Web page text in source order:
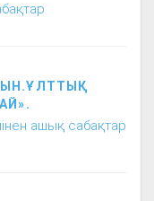
ашық сабақтар